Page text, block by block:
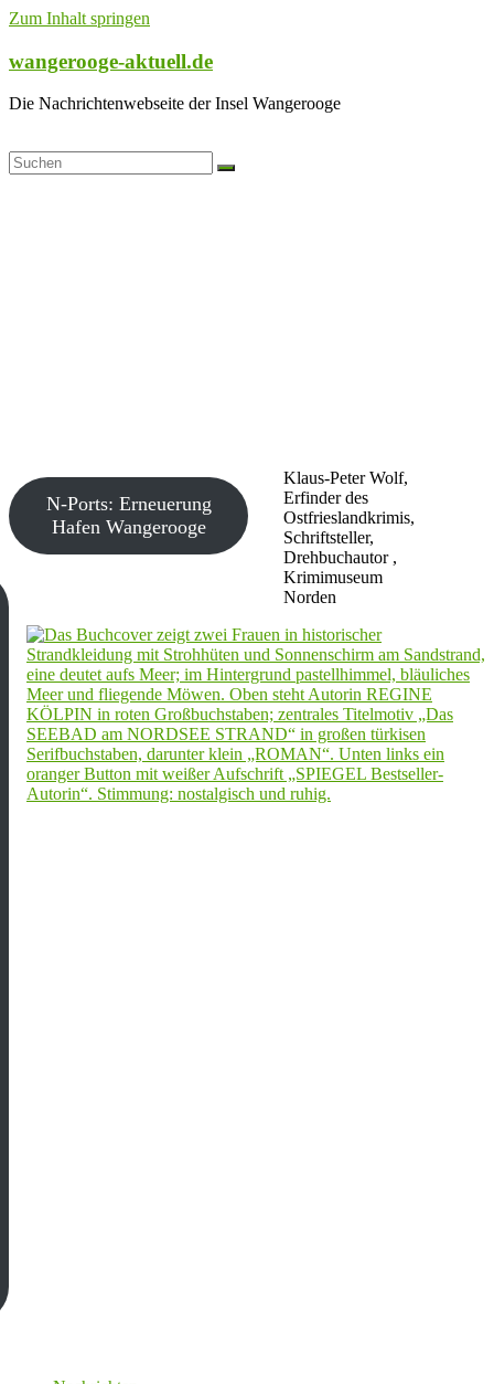
Zum Inhalt springen
wangerooge-aktuell.de
Die Nachrichtenwebseite der Insel Wangerooge
Klaus-Peter Wolf,
Erfinder des
Ostfrieslandkrimis,
Schriftsteller,
Drehbuchautor ,
Krimimuseum
Norden
N-Ports: Erneuerung
Hafen Wangerooge